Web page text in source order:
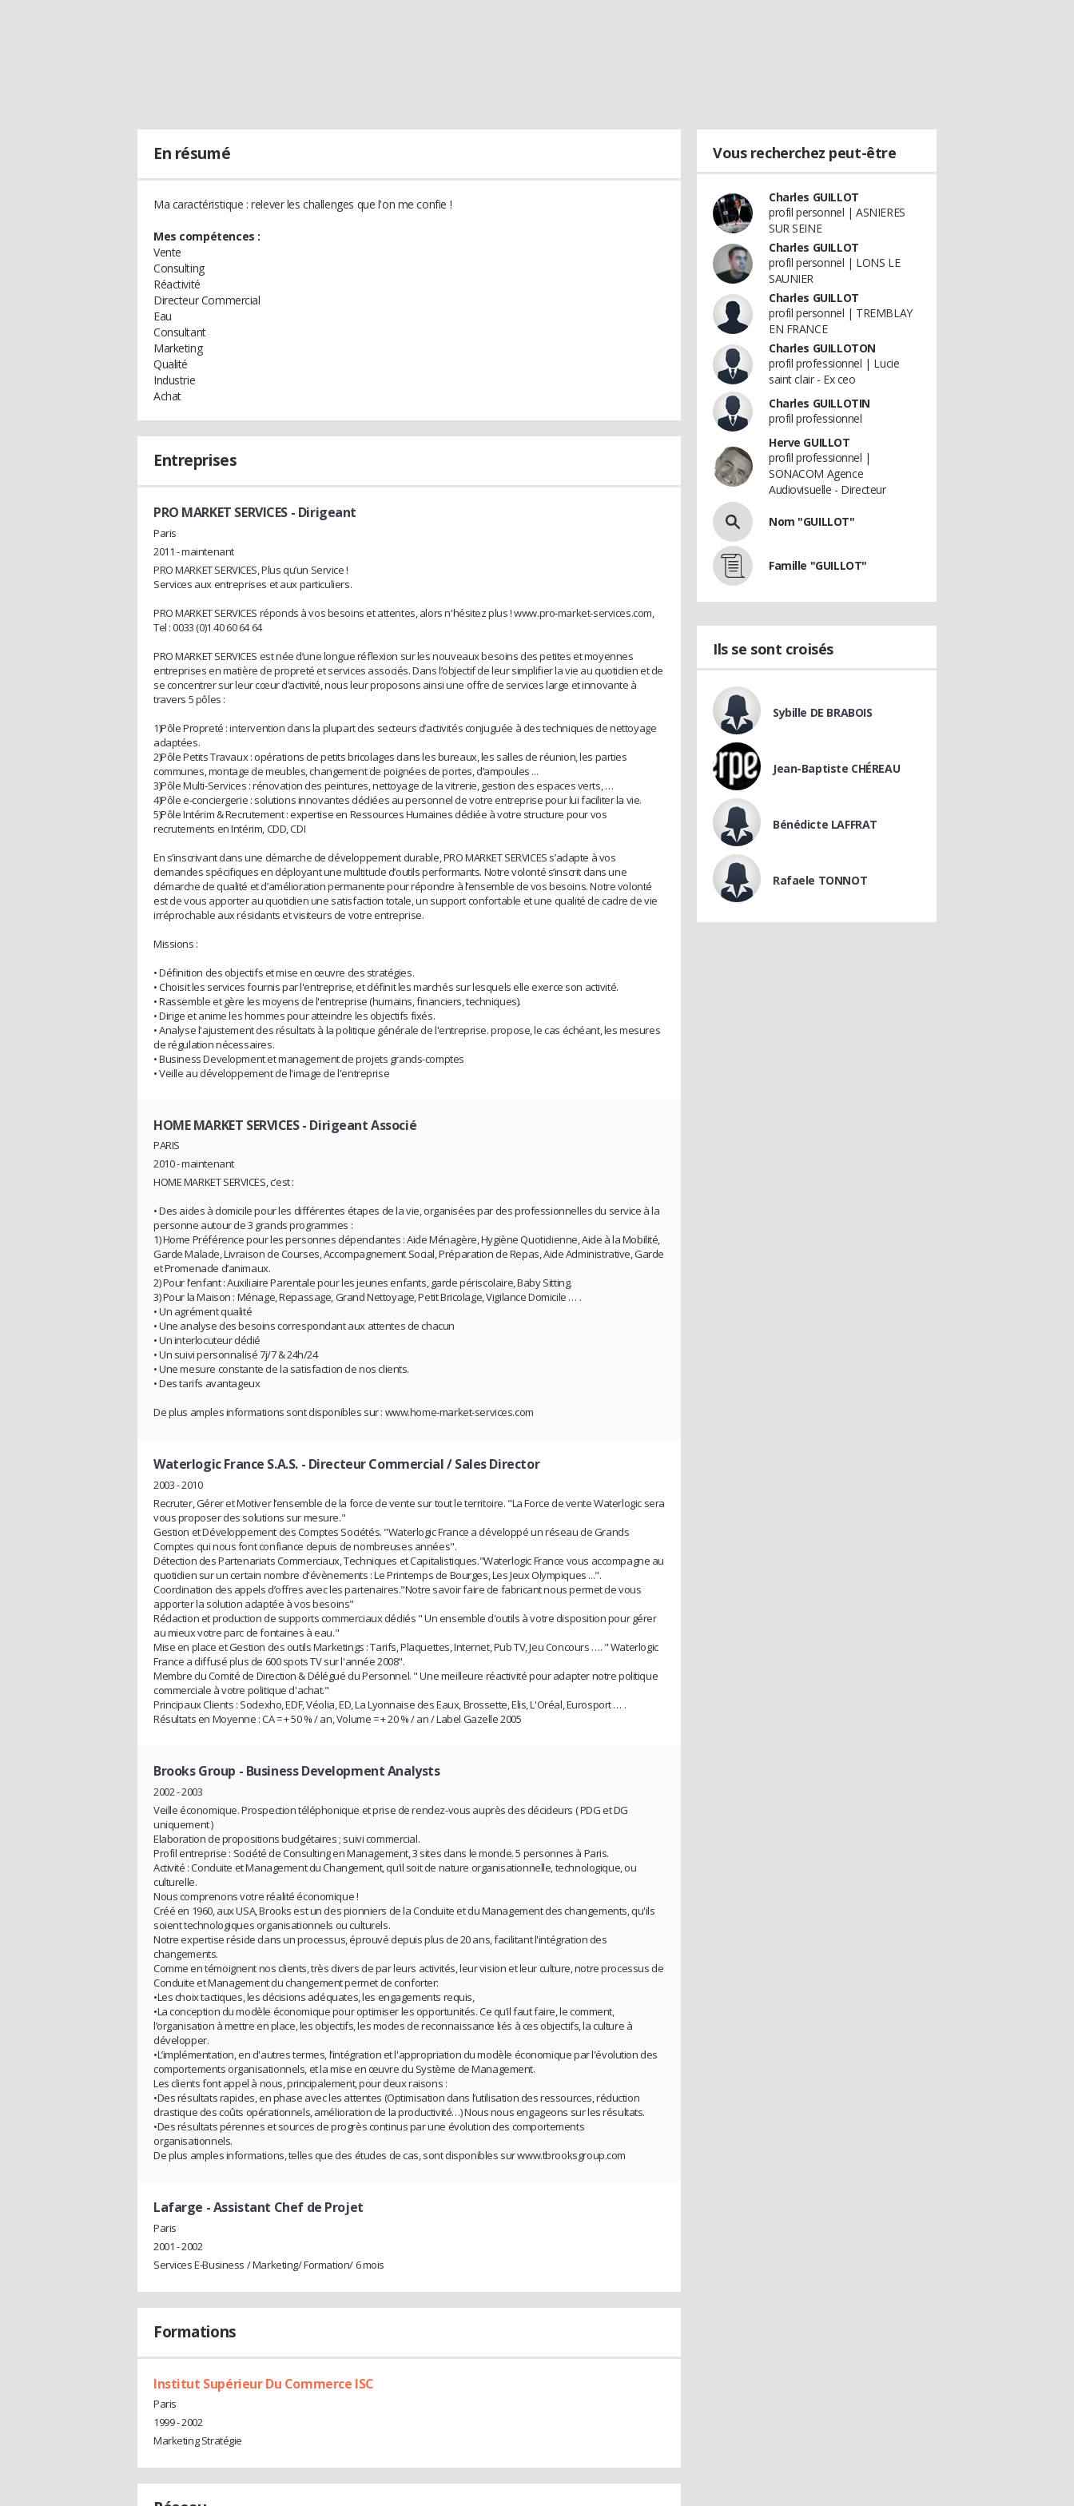
En résumé
Ma caractéristique : relever les challenges que l'on me confie !
Mes compétences :
Vente
Consulting
Réactivité
Directeur Commercial
Eau
Consultant
Marketing
Qualité
Industrie
Achat
Entreprises
PRO MARKET SERVICES - Dirigeant
Paris
2011 - maintenant
PRO MARKET SERVICES, Plus qu’un Service !
Services aux entreprises et aux particuliers.
PRO MARKET SERVICES réponds à vos besoins et attentes, alors n'hésitez plus ! www.pro-market-services.com,
Tel : 0033 (0)1 40 60 64 64
PRO MARKET SERVICES est née d’une longue réflexion sur les nouveaux besoins des petites et moyennes
entreprises en matière de propreté et services associés. Dans l’objectif de leur simplifier la vie au quotidien et de
se concentrer sur leur cœur d’activité, nous leur proposons ainsi une offre de services large et innovante à
travers 5 pôles :
1)Pôle Propreté : intervention dans la plupart des secteurs d’activités conjuguée à des techniques de nettoyage
adaptées.
2)Pôle Petits Travaux : opérations de petits bricolages dans les bureaux, les salles de réunion, les parties
communes, montage de meubles, changement de poignées de portes, d’ampoules ...
3)Pôle Multi-Services : rénovation des peintures, nettoyage de la vitrerie, gestion des espaces verts, …
4)Pôle e-conciergerie : solutions innovantes dédiées au personnel de votre entreprise pour lui faciliter la vie.
5)Pôle Intérim & Recrutement : expertise en Ressources Humaines dédiée à votre structure pour vos
recrutements en Intérim, CDD, CDI
En s’inscrivant dans une démarche de développement durable, PRO MARKET SERVICES s’adapte à vos
demandes spécifiques en déployant une multitude d’outils performants. Notre volonté s’inscrit dans une
démarche de qualité et d’amélioration permanente pour répondre à l’ensemble de vos besoins. Notre volonté
est de vous apporter au quotidien une satisfaction totale, un support confortable et une qualité de cadre de vie
irréprochable aux résidants et visiteurs de votre entreprise.
Missions :
• Définition des objectifs et mise en œuvre des stratégies.
• Choisit les services fournis par l'entreprise, et définit les marchés sur lesquels elle exerce son activité.
• Rassemble et gère les moyens de l'entreprise (humains, financiers, techniques).
• Dirige et anime les hommes pour atteindre les objectifs fixés.
• Analyse l'ajustement des résultats à la politique générale de l'entreprise. propose, le cas échéant, les mesures
de régulation nécessaires.
• Business Development et management de projets grands-comptes
• Veille au développement de l'image de l'entreprise
HOME MARKET SERVICES- Dirigeant Associé
PARIS
2010 - maintenant
HOME MARKET SERVICES, c’est :
• Des aides à domicile pour les différentes étapes de la vie, organisées par des professionnelles du service à la
personne autour de 3 grands programmes :
1) Home Préférence pour les personnes dépendantes : Aide Ménagère, Hygiène Quotidienne, Aide à la Mobilité,
Garde Malade, Livraison de Courses, Accompagnement Social, Préparation de Repas, Aide Administrative, Garde
et Promenade d’animaux.
2) Pour l’enfant : Auxiliaire Parentale pour les jeunes enfants, garde périscolaire, Baby Sitting.
3) Pour la Maison : Ménage, Repassage, Grand Nettoyage, Petit Bricolage, Vigilance Domicile … .
• Un agrément qualité
• Une analyse des besoins correspondant aux attentes de chacun
• Un interlocuteur dédié
• Un suivi personnalisé 7j/7 & 24h/24
• Une mesure constante de la satisfaction de nos clients.
• Des tarifs avantageux
De plus amples informations sont disponibles sur : www.home-market-services.com
Waterlogic France S.A.S.- Directeur Commercial / Sales Director
2003 - 2010
Recruter, Gérer et Motiver l’ensemble de la force de vente sur tout le territoire. "La Force de vente Waterlogic sera
vous proposer des solutions sur mesure."
Gestion et Développement des Comptes Sociétés. "Waterlogic France a développé un réseau de Grands
Comptes qui nous font confiance depuis de nombreuses années".
Détection des Partenariats Commerciaux, Techniques et Capitalistiques."Waterlogic France vous accompagne au
quotidien sur un certain nombre d'évènements : Le Printemps de Bourges, Les Jeux Olympiques ...".
Coordination des appels d’offres avec les partenaires."Notre savoir faire de fabricant nous permet de vous
apporter la solution adaptée à vos besoins"
Rédaction et production de supports commerciaux dédiés " Un ensemble d'outils à votre disposition pour gérer
au mieux votre parc de fontaines à eau."
Mise en place et Gestion des outils Marketings : Tarifs, Plaquettes, Internet, Pub TV, Jeu Concours …. " Waterlogic
France a diffusé plus de 600 spots TV sur l'année 2008".
Membre du Comité de Direction & Délégué du Personnel. " Une meilleure réactivité pour adapter notre politique
commerciale à votre politique d'achat."
Principaux Clients : Sodexho, EDF, Véolia, ED, La Lyonnaise des Eaux, Brossette, Elis, L'Oréal, Eurosport … .
Résultats en Moyenne : CA = + 50 % / an, Volume = + 20 % / an / Label Gazelle 2005
Brooks Group - Business Development Analysts
2002 - 2003
Veille économique. Prospection téléphonique et prise de rendez-vous auprès des décideurs ( PDG et DG
uniquement )
Elaboration de propositions budgétaires ; suivi commercial.
Profil entreprise : Société de Consulting en Management, 3 sites dans le monde. 5 personnes à Paris.
Activité : Conduite et Management du Changement, qu’il soit de nature organisationnelle, technologique, ou
culturelle.
Nous comprenons votre réalité économique !
Créé en 1960, aux USA, Brooks est un des pionniers de la Conduite et du Management des changements, qu'ils
soient technologiques organisationnels ou culturels.
Notre expertise réside dans un processus, éprouvé depuis plus de 20 ans, facilitant l'intégration des
changements.
Comme en témoignent nos clients, très divers de par leurs activités, leur vision et leur culture, notre processus de
Conduite et Management du changement permet de conforter:
•Les choix tactiques, les décisions adéquates, les engagements requis,
•La conception du modèle économique pour optimiser les opportunités. Ce qu’il faut faire, le comment,
l’organisation à mettre en place, les objectifs, les modes de reconnaissance liés à ces objectifs, la culture à
développer.
•L’implémentation, en d'autres termes, l’intégration et l'appropriation du modèle économique par l'évolution des
comportements organisationnels, et la mise en œuvre du Système de Management.
Les clients font appel à nous, principalement, pour deux raisons :
•Des résultats rapides, en phase avec les attentes (Optimisation dans l’utilisation des ressources, réduction
drastique des coûts opérationnels, amélioration de la productivité…) Nous nous engageons sur les résultats.
•Des résultats pérennes et sources de progrès continus par une évolution des comportements
organisationnels.
De plus amples informations, telles que des études de cas, sont disponibles sur www.tbrooksgroup.com
Lafarge - Assistant Chef de Projet
Paris
2001 - 2002
Services E-Business / Marketing/ Formation/ 6 mois
Formations
Institut Supérieur Du Commerce ISC
Paris
1999 - 2002
Marketing Stratégie
Vous recherchez peut-être
Charles GUILLOT
profil personnel | ASNIERES
SUR SEINE
Charles GUILLOT
profil personnel | LONS LE
SAUNIER
Charles GUILLOT
profil personnel | TREMBLAY
EN FRANCE
Charles GUILLOTON
profil professionnel | Lucie
saint clair - Ex ceo
Charles GUILLOTIN
profil professionnel
Herve GUILLOT
profil professionnel |
SONACOM Agence
Audiovisuelle - Directeur
Nom "GUILLOT"
Famille "GUILLOT"
Ils se sont croisés
Sybille DE BRABOIS
Jean-Baptiste CHÉREAU
Bénédicte LAFFRAT
Rafaele TONNOT